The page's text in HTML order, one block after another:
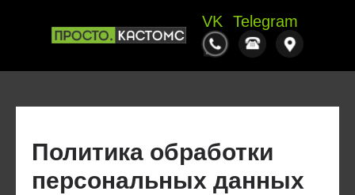
VK Telegram
Политика обработки
персональных данных